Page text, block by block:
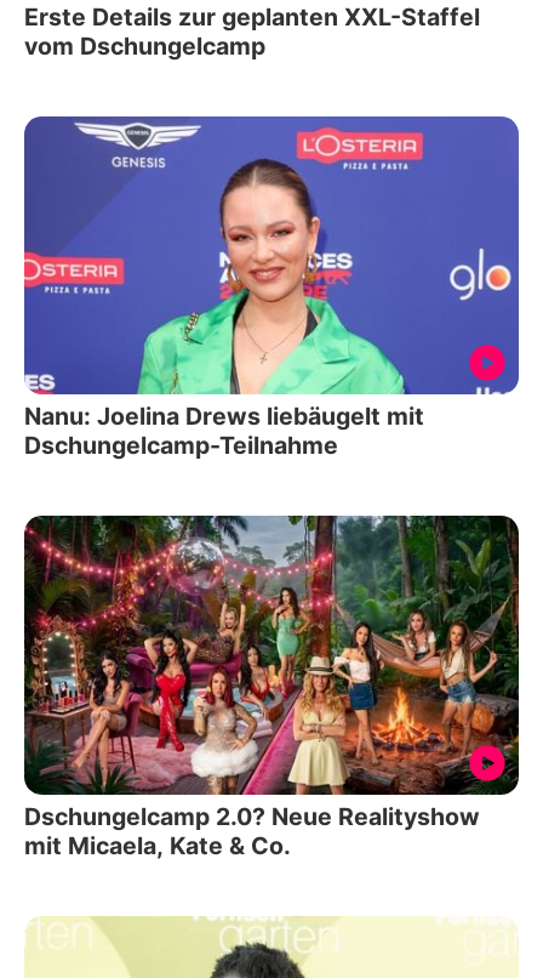
Erste Details zur geplanten XXL-Staffel
vom Dschungelcamp
Nanu: Joelina Drews liebäugelt mit
Dschungelcamp-Teilnahme
Dschungelcamp 2.0? Neue Realityshow
mit Micaela, Kate & Co.